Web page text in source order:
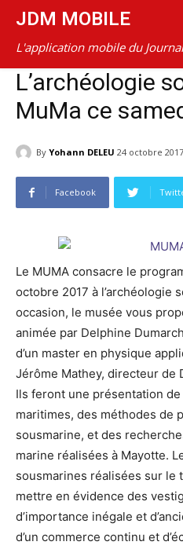
JDM MOBILE
L'application mobile du
L’archéologie
MuMa ce
By Yohann DELEU 24 octobre 2017
Facebook
Le MUMA consacre le
octobre 2017 à l’archéologie
occasion, le musée vous
animée par Delphine
d’un master en physique
Jérôme Mathey, directeur de
Ils feront une présentation
maritimes, des méthodes de
sousmarine, et des
marine réalisées à Mayotte.
sousmarines réalisées sur le
mettre en évidence des
d’importance inégale et
d’un commerce continu et